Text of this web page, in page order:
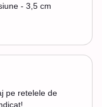
- 3,5 cm
pe retelele de